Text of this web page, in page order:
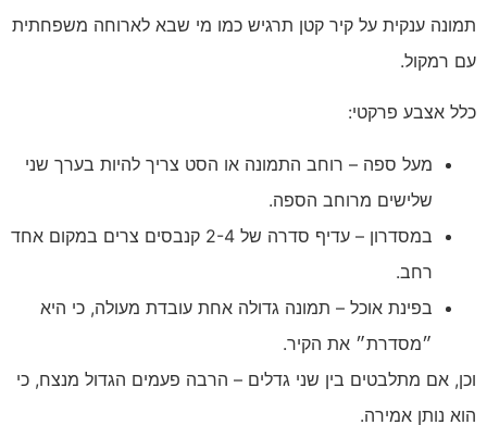
תמונה ענקית על קיר קטן תרגיש כמו מי שבא לארוחה משפחתית
עם רמקול.
כלל אצבע פרקטי:
מעל ספה – רוחב התמונה או הסט צריך להיות בערך שני
שלישים מרוחב הספה.
במסדרון – עדיף סדרה של 2-4 קנבסים צרים במקום אחד
רחב.
בפינת אוכל – תמונה גדולה אחת עובדת מעולה, כי היא
״מסדרת״ את הקיר.
וכן, אם מתלבטים בין שני גדלים – הרבה פעמים הגדול מנצח, כי
הוא נותן אמירה.